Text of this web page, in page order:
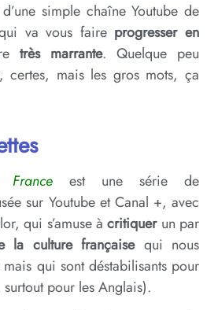
simple chaîne Youtube de
va vous faire progresser en
très marrante. Quelque peu
certes, mais les gros mots, ça
est une série de
sur Youtube et Canal +, avec
qui s’amuse àcritiquerun par
la culture françaisequi nous
qui sont déstabilisants pour
pour les Anglais).